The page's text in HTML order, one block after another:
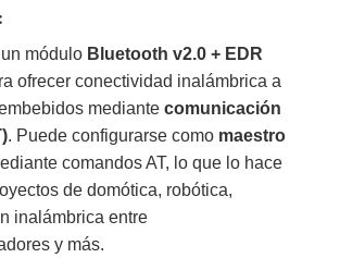
módulo Bluetooth v2.0 + EDR
ofrecer conectividad inalámbrica a
mediante comunicación
. Puede configurarse como maestro
comandos AT, lo que lo hace
de domótica, robótica,
inalámbrica entre
y más.